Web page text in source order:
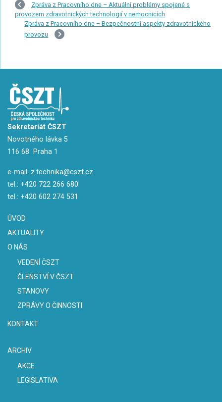
Zpráva z Pracovního dne – Aktuální problémy spojené s
provozem zdravotnických technologií v nemocnicích
Zpráva z Pracovního dne – Bezpečnostní aspekty zdravotnického
provozu
Sekretariát ČSZT
Novotného lávka 5
116 68 Praha 1
e-mail: z.technika@cszt.cz
tel.: +420 722 266 680
tel.: +420 602 274 531
ÚVOD
AKTUALITY
O NÁS
VEDENÍ ČSZT
ČLENSTVÍ V ČSZT
STANOVY
ZPRÁVY O ČINNOSTI
KONTAKT
ARCHIV
AKCE
LEGISLATIVA